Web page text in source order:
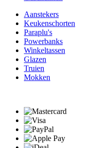
Aanstekers
Keukenschorten
Paraplu's
Powerbanks
Winkeltassen
Glazen
Truien
Mokken